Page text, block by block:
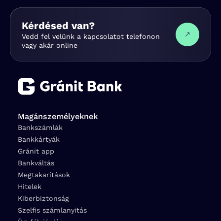
Kérdésed van?
Vedd fel velünk a kapcsolatot telefonon
vagy akár online
Magánszemélyeknek
Bankszámlák
Bankkártyák
Gránit app
Bankváltás
Megtakarítások
Hitelek
Kiberbiztonság
Szelfis számlanyitás